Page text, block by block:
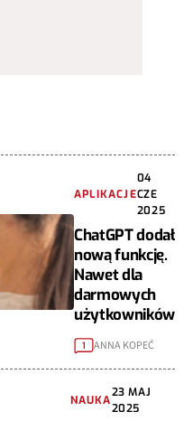
APLIKACJE
04
CZE
2025
ChatGPT dodał
nową funkcję.
Nawet dla
darmowych
użytkowników
1 ANNA KOPEĆ
NAUKA
23 MAJ
2025